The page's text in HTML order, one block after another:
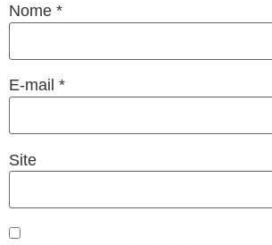
Nome *
E-mail *
Site